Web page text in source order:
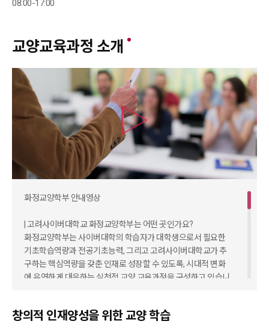
08:00-17:00
교양교육과정 소개
화정교양학부 안내영상
| 고려사이버대학교 화정교양학부는 어떤 곳인가요?
화정교양학부는 사이버대학의 학습자가 대학생으로서 필요한
기초학습역량과 전공기초능력, 그리고 고려사이버대학교가 추
구하는 핵심역량을 갖춘 인재로 성장할 수 있도록, 시대적 변화
에 유연하게 대응하는 실천적 교양 교육과정을 구성하고 있습니
과 학습에 적응하기 위해서는 ‘대학기초’ 영역의 논리적 사고, 대
창의적 인재양성을 위한 교양 학습